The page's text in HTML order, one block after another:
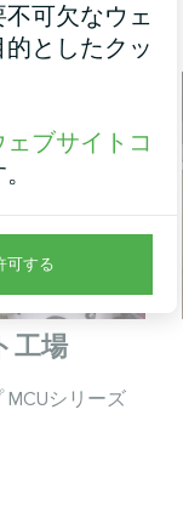
工場
シリーズ
可欠なウェ
としたクッ
ェブサイトコ
可する